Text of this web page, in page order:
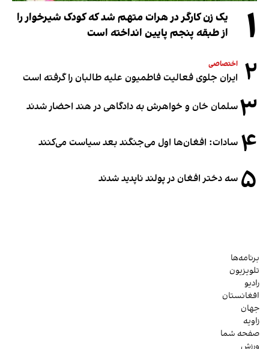
۱
یک زن کارگر در هرات متهم شد که کودک شیرخوار را
از طبقه پنجم پایین انداخته است
۲ اختصاصی
ایران جلوی فعالیت فاطمیون علیه طالبان را گرفته است
۳سلمان خان و خواهرش به دادگاهی در هند احضار شدند
۴ سادات: افغان‌ها اول می‌جنگند بعد سیاست می‌کنند
۵ سه دختر افغان در پولند ناپدید شدند
برنامه‌ها
تلویزیون
رادیو
افغانستان
جهان
زاویه
صفحه شما
ورزش